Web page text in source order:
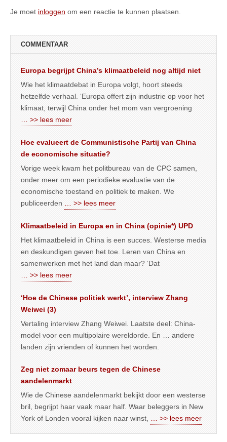
Je moet inloggen om een reactie te kunnen plaatsen.
COMMENTAAR
Europa begrijpt China’s klimaatbeleid nog altijd niet
Wie het klimaatdebat in Europa volgt, hoort steeds
hetzelfde verhaal. ‘Europa offert zijn industrie op voor het
klimaat, terwijl China onder het mom van vergroening
… >> lees meer
Hoe evalueert de Communistische Partij van China
de economische situatie?
Vorige week kwam het politbureau van de CPC samen,
onder meer om een periodieke evaluatie van de
economische toestand en politiek te maken. We
publiceerden
… >> lees meer
Klimaatbeleid in Europa en in China (opinie*) UPD
Het klimaatbeleid in China is een succes. Westerse media
en deskundigen geven het toe. Leren van China en
samenwerken met het land dan maar? ‘Dat
… >> lees meer
‘Hoe de Chinese politiek werkt’, interview Zhang
Weiwei (3)
Vertaling interview Zhang Weiwei. Laatste deel: China-
model voor een multipolaire wereldorde. En … andere
landen zijn vrienden of kunnen het worden.
Zeg niet zomaar beurs tegen de Chinese
aandelenmarkt
Wie de Chinese aandelenmarkt bekijkt door een westerse
bril, begrijpt haar vaak maar half. Waar beleggers in New
York of Londen vooral kijken naar winst,
… >> lees meer